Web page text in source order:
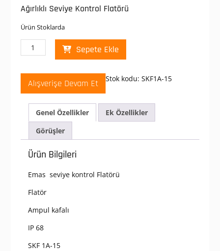
Ağırlıklı Seviye Kontrol Flatörü
Ürün Stoklarda
Emas
SKF
15
Ampul
Kafalı
Flatör
SKF1A
Serisi
1
Faz
15m
Ampul
Standart
Seviye
Flatörü
Sepete Ekle
Alışverişe Devam Et Stok kodu: SKF1A-15
Genel Özellikler
Ek Özellikler
Görüşler
Ürün Bilgileri
Emas seviye kontrol Flatörü
Flatör
Ampul kafalı
IP 68
SKF 1A-15